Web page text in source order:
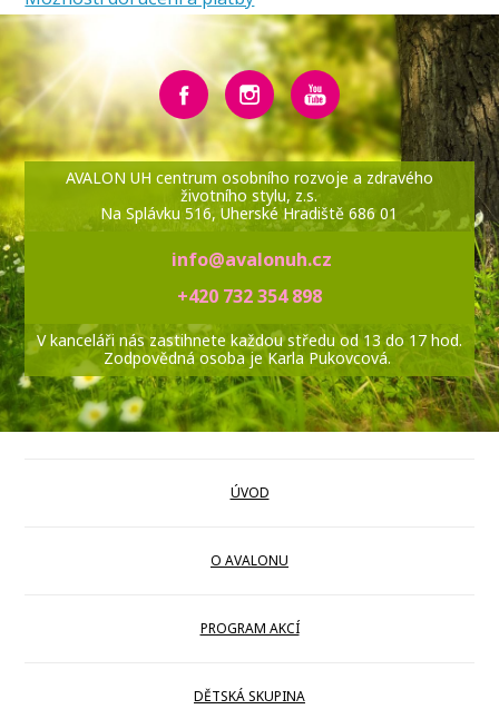
AVALON UH centrum osobního rozvoje a zdravého
životního stylu, z.s.
Na Splávku 516, Uherské Hradiště 686 01
info@avalonuh.cz
+420 732 354 898
V kanceláři nás zastihnete každou středu od 13 do 17 hod.
Zodpovědná osoba je Karla Pukovcová.
ÚVOD
O AVALONU
PROGRAM AKCÍ
DĚTSKÁ SKUPINA